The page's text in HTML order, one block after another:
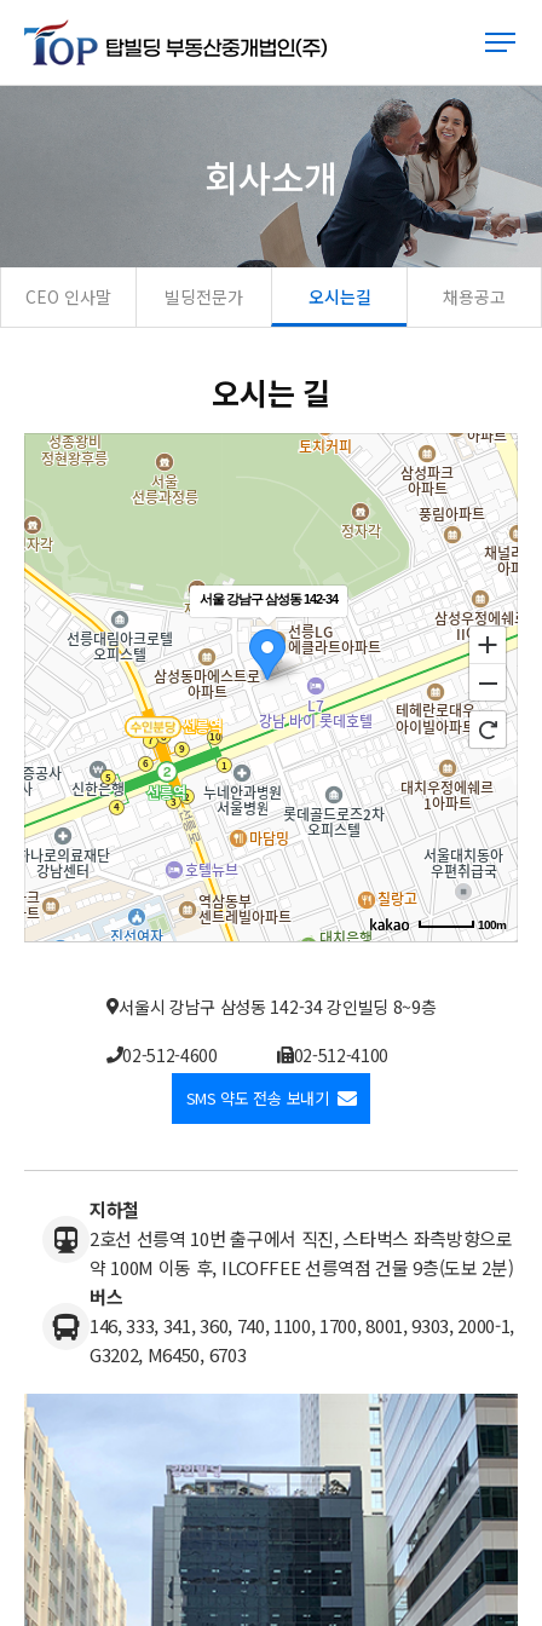
회사소개
CEO 인사말 빌딩전문가 오시는길 채용공고
오시는 길
서울 강남구 삼성동 142-34
100m
서울시 강남구 삼성동 142-34 강인빌딩 8~9층
02-512-4600
02-512-4100
SMS 약도 전송 보내기
지하철
2호선 선릉역 10번 출구에서 직진, 스타벅스 좌측방향으로
약 100M 이동 후, ILCOFFEE 선릉역점 건물 9층(도보 2분)
버스
146, 333, 341, 360, 740, 1100, 1700, 8001, 9303, 2000-1,
G3202, M6450, 6703